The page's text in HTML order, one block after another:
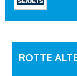
ROTTE